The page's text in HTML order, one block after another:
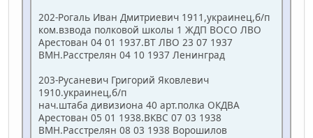
202-Рогаль Иван Дмитриевич 1911,украинец,б/п
ком.взвода полковой школы 1 ЖДП ВОСО ЛВО
Арестован 04 01 1937.ВТ ЛВО 23 07 1937
ВМН.Расстрелян 04 10 1937 Ленинград
203-Русаневич Григорий Яковлевич
1910.украинец,б/п
нач.штаба дивизиона 40 арт.полка ОКДВА
Арестован 05 01 1938.ВКВС 07 03 1938
ВМН.Расстрелян 08 03 1938 Ворошилов